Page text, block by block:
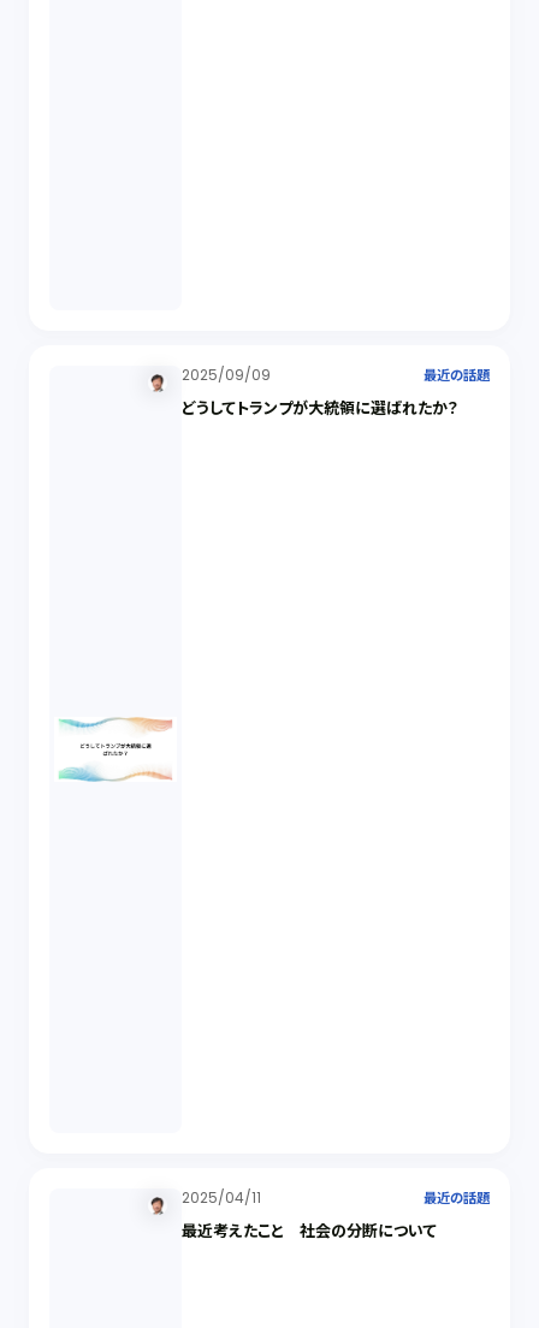
2025/09/09 最近の話題
どうしてトランプが大統領に選ばれたか？
2025/04/11 最近の話題
最近考えたこと 社会の分断について